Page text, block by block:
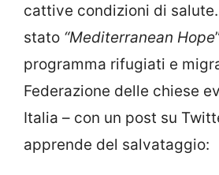
cattive condizioni di
stato “Mediterranean Hope
programma rifugiati e
Federazione delle chiese
Italia – con un post su
apprende del salvataggio: